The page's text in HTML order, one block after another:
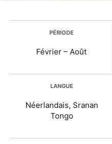
Plus d’infos
PÉRIODE
Février – Août
LANGUE
Néerlandais, Sranan
Tongo